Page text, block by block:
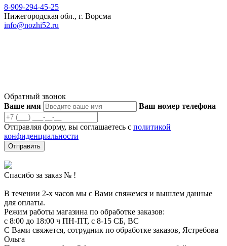
8-909-294-45-25
Нижегородская обл., г. Ворсма
info@nozhi52.ru
Обратный звонок
Ваше имя
Ваш номер телефона
Отправляя форму, вы соглашаетесь с политикой
конфиденциальности
Отправить
Спасибо за заказ № !
В течении 2-х часов мы с Вами свяжемся и вышлем данные
для оплаты.
Режим работы магазина по обработке заказов:
с 8:00 до 18:00 ч ПН-ПТ, с 8-15 СБ, ВС
С Вами свяжется, сотрудник по обработке заказов, Ястребова
Ольга